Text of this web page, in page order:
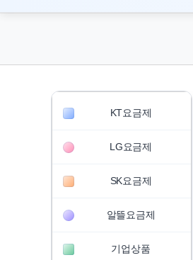
KT요금제
LG요금제
SK요금제
알뜰요금제
기업상품